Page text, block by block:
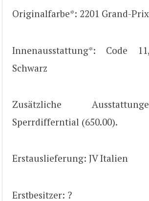
Originalfarbe*: 2201 Grand-
Innenausstattung*: Code
Schwarz
Zusätzliche
Sperrdifferntial (650.00).
Erstauslieferung: JV Italien
Erstbesitzer: ?